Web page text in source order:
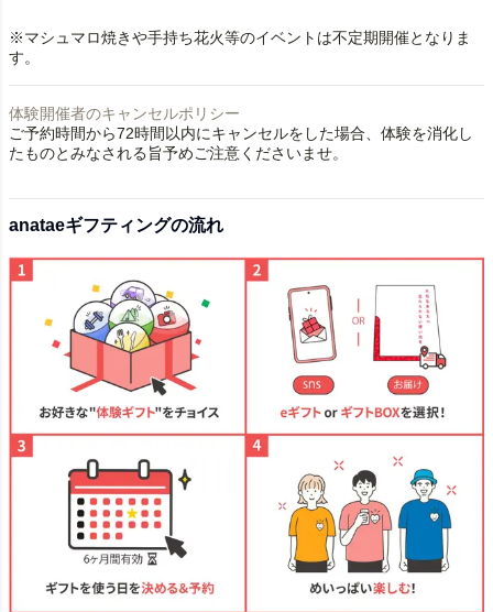
※マシュマロ焼きや手持ち花火等のイベントは不定期開催となりま
す。
体験開催者のキャンセルポリシー
ご予約時間から72時間以内にキャンセルをした場合、体験を消化し
たものとみなされる旨予めご注意くださいませ。
anataeギフティングの流れ